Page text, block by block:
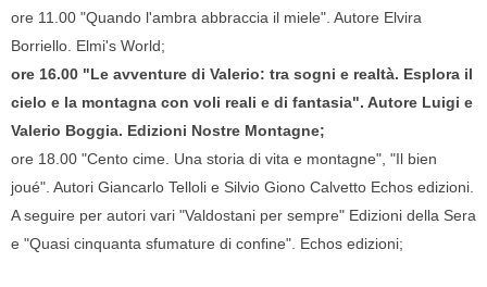
ore 11.00 "Quando l'ambra abbraccia il miele". Autore Elvira
Borriello. Elmi's World;
ore 16.00 "Le avventure di Valerio: tra sogni e realtà. Esplora il
cielo e la montagna con voli reali e di fantasia". Autore Luigi e
Valerio Boggia. Edizioni Nostre Montagne;
ore 18.00 "Cento cime. Una storia di vita e montagne", "Il bien
joué". Autori Giancarlo Telloli e Silvio Giono Calvetto Echos edizioni.
A seguire per autori vari "Valdostani per sempre" Edizioni della Sera
e "Quasi cinquanta sfumature di confine". Echos edizioni;